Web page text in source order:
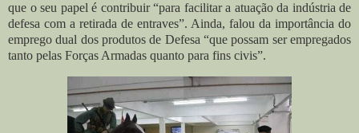
que o seu papel é contribuir “para facilitar a atuação da indústria de
defesa com a retirada de entraves”. Ainda, falou da importância do
emprego dual dos produtos de Defesa “que possam ser empregados
tanto pelas Forças Armadas quanto para fins civis”.